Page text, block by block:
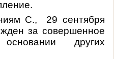
С., 29 сентября
за совершенное
других